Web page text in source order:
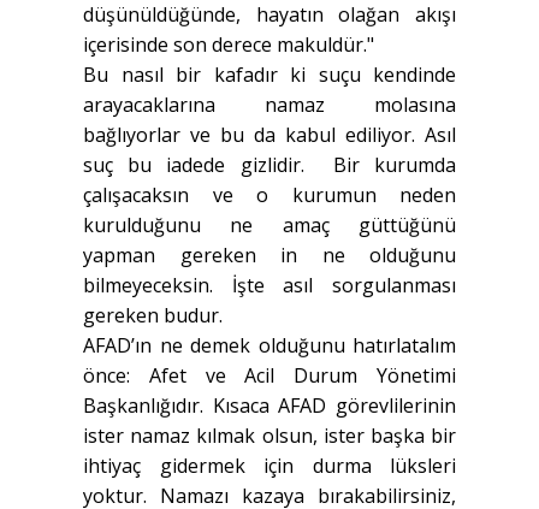
düşünüldüğünde, hayatın olağan akışı
içerisinde son derece makuldür."
Bu nasıl bir kafadır ki suçu kendinde
arayacaklarına namaz molasına
bağlıyorlar ve bu da kabul ediliyor. Asıl
suç bu iadede gizlidir. Bir kurumda
çalışacaksın ve o kurumun neden
kurulduğunu ne amaç güttüğünü
yapman gereken in ne olduğunu
bilmeyeceksin. İşte asıl sorgulanması
gereken budur.
AFAD’ın ne demek olduğunu hatırlatalım
önce: Afet ve Acil Durum Yönetimi
Başkanlığıdır. Kısaca AFAD görevlilerinin
ister namaz kılmak olsun, ister başka bir
ihtiyaç gidermek için durma lüksleri
yoktur. Namazı kazaya bırakabilirsiniz,